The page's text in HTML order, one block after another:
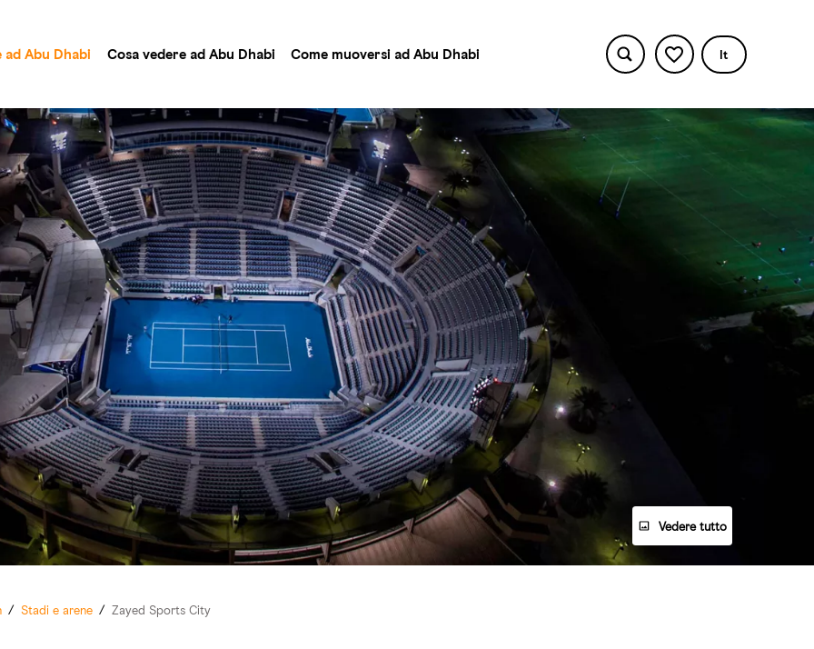
ad Abu Dhabi Cosa vedere ad Abu Dhabi Come muoversi ad Abu Dhabi It
Vedere tutto
/ Stadi e arene / Zayed Sports City